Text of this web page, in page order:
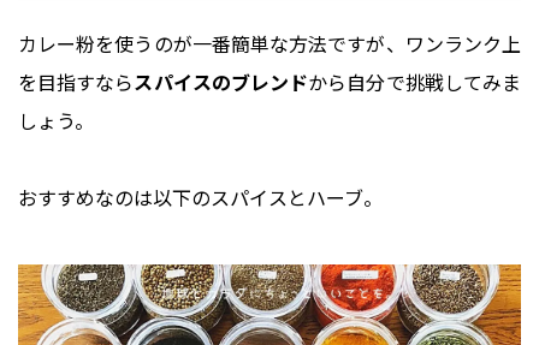
カレー粉を使うのが一番簡単な方法ですが、ワンランク上
を目指すならスパイスのブレンドから自分で挑戦してみま
しょう。
おすすめなのは以下のスパイスとハーブ。